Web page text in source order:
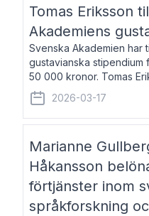
Tomas Eriksson
Akademiens
Svenska Akademien har
gustavianska stipendium
50 000 kronor. Tomas
projektledare inom
utkom i fjol med boken
2026-03-17
Marianne
Håkansson
förtjänster inom
språkforskning